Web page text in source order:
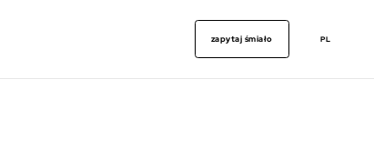
zapytaj śmiało PL